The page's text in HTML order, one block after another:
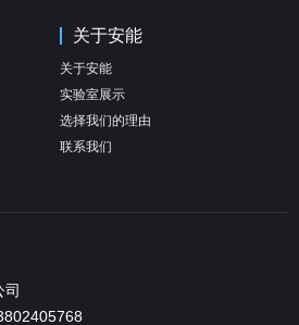
关于安能
关于安能
实验室展示
选择我们的理由
联系我们